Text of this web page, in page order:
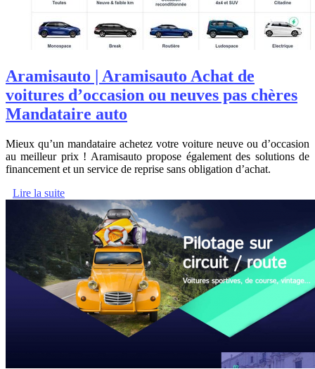
Aramisauto | Aramisauto Achat de
voitures d’occasion ou neuves pas chères
Mandataire auto
Mieux qu’un mandataire achetez votre voiture neuve ou d’occasion
au meilleur prix ! Aramisauto propose également des solutions de
financement et un service de reprise sans obligation d’achat.
Lire la suite